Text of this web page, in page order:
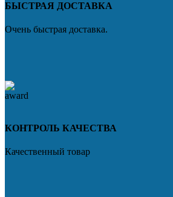
БЫСТРАЯ ДОСТАВКА
Очень быстрая доставка.
КОНТРОЛЬ КАЧЕСТВА
Качественный товар